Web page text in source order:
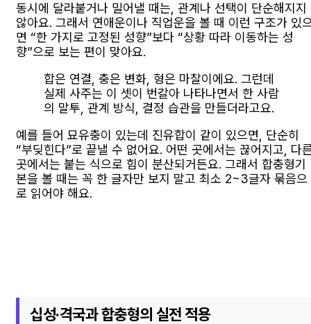
동시에 달라붙거나 밀어낼 때는, 관계나 선택이 단순해지지
않아요. 그래서 연애운이나 직업운을 볼 때 이런 구조가 있
면 “한 가지로 고정된 성향”보다 “상황 따라 이동하는 성
향”으로 보는 편이 맞아요.
합은 연결, 충은 변화, 형은 마찰이에요. 그런데
실제 사주는 이 셋이 번갈아 나타나면서 한 사람
의 말투, 관계 방식, 결정 습관을 만들더라고요.
예를 들어 묘유충이 있는데 진유합이 같이 있으면, 단순히
“부딪힌다”로 끝낼 수 없어요. 어떤 곳에서는 끊어지고, 다
곳에서는 붙는 식으로 힘이 분산되거든요. 그래서 합충형기
본을 볼 때는 꼭 한 글자만 보지 말고 최소 2~3글자 묶음으
로 읽어야 해요.
십성·격국과 합충형의 실전 적용